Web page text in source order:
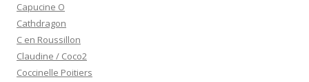
Capucine O
Cathdragon
C en Roussillon
Claudine / Coco2
Coccinelle Poitiers